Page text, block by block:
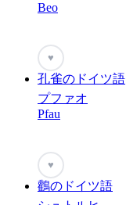
Beo
♥
孔雀のドイツ語
プファオ
Pfau
♥
鸛のドイツ語